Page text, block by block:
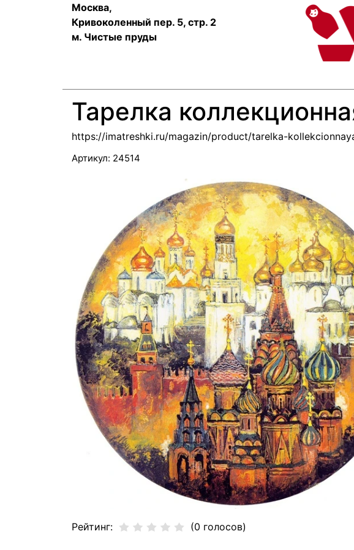
Москва,
Кривоколенный пер. 5, стр. 2
м. Чистые пруды
Тарелка
https://imatreshki.ru/magazin/product/tarelka-
Артикул: 24514
Рейтинг: (0 голосов)